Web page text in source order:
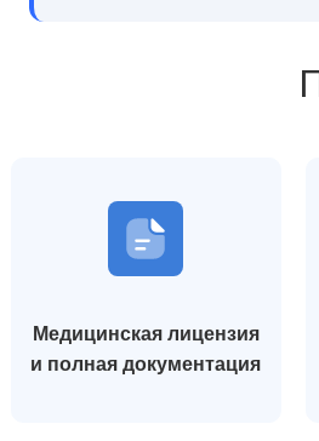
Медицинская лицензия
и полная документация